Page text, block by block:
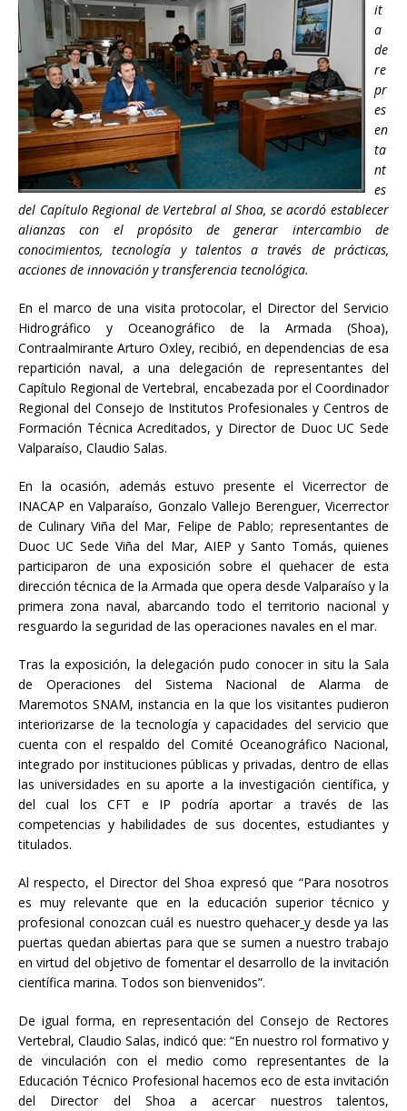
it
a
de
re
pr
es
en
ta
nt
es
del Capítulo Regional de Vertebral al Shoa, se acordó establecer
alianzas con el propósito de generar intercambio de
conocimientos, tecnología y talentos a través de prácticas,
acciones de innovación y transferencia tecnológica.
En el marco de una visita protocolar, el Director del Servicio
Hidrográfico y Oceanográfico de la Armada (Shoa),
Contraalmirante Arturo Oxley, recibió, en dependencias de esa
repartición naval, a una delegación de representantes del
Capítulo Regional de Vertebral, encabezada por el Coordinador
Regional del Consejo de Institutos Profesionales y Centros de
Formación Técnica Acreditados, y Director de Duoc UC Sede
Valparaíso, Claudio Salas.
En la ocasión, además estuvo presente el Vicerrector de
INACAP en Valparaíso, Gonzalo Vallejo Berenguer, Vicerrector
de Culinary Viña del Mar, Felipe de Pablo; representantes de
Duoc UC Sede Viña del Mar, AIEP y Santo Tomás, quienes
participaron de una exposición sobre el quehacer de esta
dirección técnica de la Armada que opera desde Valparaíso y la
primera zona naval, abarcando todo el territorio nacional y
resguardo la seguridad de las operaciones navales en el mar.
Tras la exposición, la delegación pudo conocer in situ la Sala
de Operaciones del Sistema Nacional de Alarma de
Maremotos SNAM, instancia en la que los visitantes pudieron
interiorizarse de la tecnología y capacidades del servicio que
cuenta con el respaldo del Comité Oceanográfico Nacional,
integrado por instituciones públicas y privadas, dentro de ellas
las universidades en su aporte a la investigación científica, y
del cual los CFT e IP podría aportar a través de las
competencias y habilidades de sus docentes, estudiantes y
titulados.
Al respecto, el Director del Shoa expresó que “Para nosotros
es muy relevante que en la educación superior técnico y
profesional conozcan cuál es nuestro quehacer y desde ya las
puertas quedan abiertas para que se sumen a nuestro trabajo
en virtud del objetivo de fomentar el desarrollo de la invitación
científica marina. Todos son bienvenidos”.
De igual forma, en representación del Consejo de Rectores
Vertebral, Claudio Salas, indicó que: “En nuestro rol formativo y
de vinculación con el medio como representantes de la
Educación Técnico Profesional hacemos eco de esta invitación
del Director del Shoa a acercar nuestros talentos,